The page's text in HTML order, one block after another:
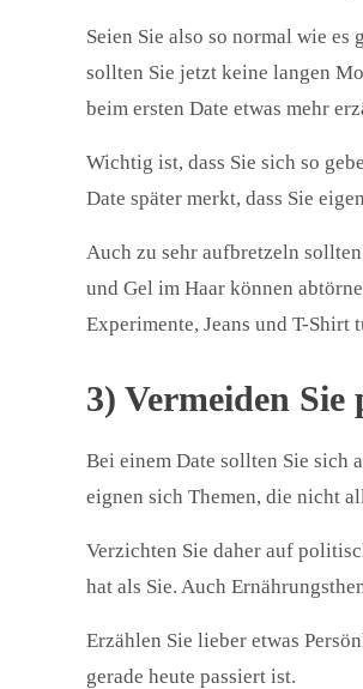
Seien Sie also so normal wie
sollten Sie jetzt keine langen
beim ersten Date etwas mehr
Wichtig ist, dass Sie sich so
Date später merkt, dass Sie
Auch zu sehr aufbretzeln
und Gel im Haar können
Experimente, Jeans und T-Shirt
3) Vermeiden Sie
Bei einem Date sollten Sie sich
eignen sich Themen, die nicht
Verzichten Sie daher auf
hat als Sie. Auch
Erzählen Sie lieber etwas
gerade heute passiert ist.